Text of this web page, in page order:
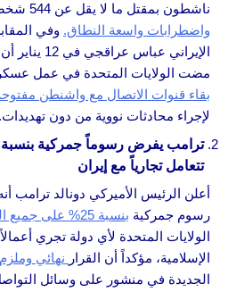
ناشطون بمقتل ما لا يقل عن 544 شخصًا وسط
واضطرابات واسعة النطاق. وفي
الإيراني عباس عراقجي في 12 يناير أن إيران
مضت الولايات المتحدة في عمل
بقاء قنوات الاتصال مع واشنطن
لإجراء محادثات نووية من دون تهديدات.
تتعامل تجارياً مع إيران
أعلن الرئيس الأميركي دونالد ترامب
رسوم جمركية بنسبة 25% على جميع المبادلات التجارية
الولايات المتحدة لأي دولة تجري
الإسلامية، مؤكداً أن القرار نهائي
الجديدة في منشور على وسائل